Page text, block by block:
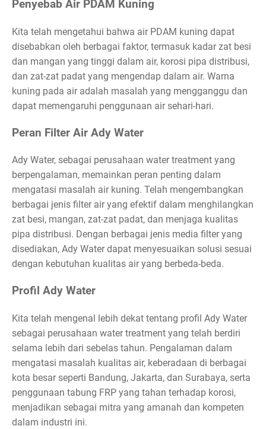
Penyebab Air PDAM Kuning
Kita telah mengetahui bahwa air PDAM kuning dapat
disebabkan oleh berbagai faktor, termasuk kadar zat besi
dan mangan yang tinggi dalam air, korosi pipa distribusi,
dan zat-zat padat yang mengendap dalam air. Warna
kuning pada air adalah masalah yang mengganggu dan
dapat memengaruhi penggunaan air sehari-hari.
Peran Filter Air Ady Water
Ady Water, sebagai perusahaan water treatment yang
berpengalaman, memainkan peran penting dalam
mengatasi masalah air kuning. Telah mengembangkan
berbagai jenis filter air yang efektif dalam menghilangkan
zat besi, mangan, zat-zat padat, dan menjaga kualitas
pipa distribusi. Dengan berbagai jenis media filter yang
disediakan, Ady Water dapat menyesuaikan solusi sesuai
dengan kebutuhan kualitas air yang berbeda-beda.
Profil Ady Water
Kita telah mengenal lebih dekat tentang profil Ady Water
sebagai perusahaan water treatment yang telah berdiri
selama lebih dari sebelas tahun. Pengalaman dalam
mengatasi masalah kualitas air, keberadaan di berbagai
kota besar seperti Bandung, Jakarta, dan Surabaya, serta
penggunaan tabung FRP yang tahan terhadap korosi,
menjadikan sebagai mitra yang amanah dan kompeten
dalam industri ini.